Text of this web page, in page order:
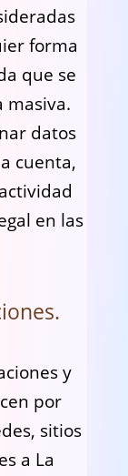
forma
que se
masiva.
datos
cuenta,
en las
y
por
sitios
a La